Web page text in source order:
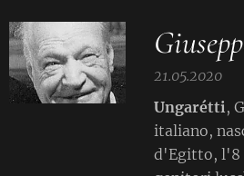
21.05.2020
Ungarétti,
italiano,
d'Egitto, l'8